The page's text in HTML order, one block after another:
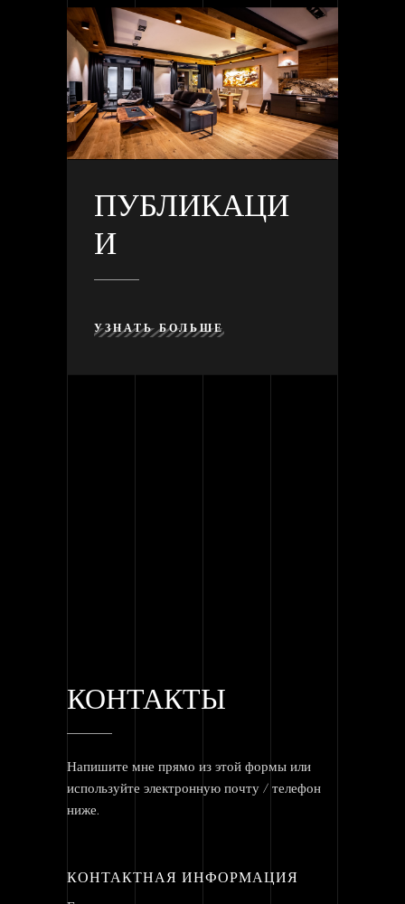
ПУБЛИКАЦИ
И
УЗНАТЬ БОЛЬШЕ
КОНТАКТЫ
Напишите мне прямо из этой формы или
используйте электронную почту / телефон
ниже.
КОНТАКТНАЯ ИНФОРМАЦИЯ